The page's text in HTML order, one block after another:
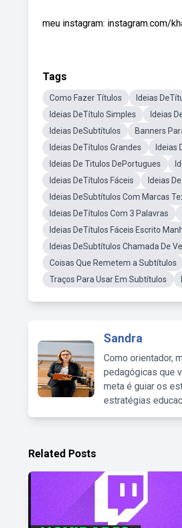
meu instagram: instagram.com/
Tags
Como Fazer Títulos Ideias
Ideias DeTítulo Simples
Ideias
Ideias DeSubtítulos
Banners
Ideias DeTítulos Grandes
Ideias
Ideias De Titulos DePortugues
Ideias DeTítulos Fáceis
Ideias
Ideias DeSubtítulos Com Marcas
Ideias DeTítulos Com 3 Palavras
Ideias DeTítulos Fáceis Escrito
Ideias DeSubtítulos Chamada De
Coisas Que Remetem a Subtítulos
Traços Para Usar Em Subtítulos
Sandra
Como orientador,
pedagógicas que
meta é guiar os
estratégias
Related Posts